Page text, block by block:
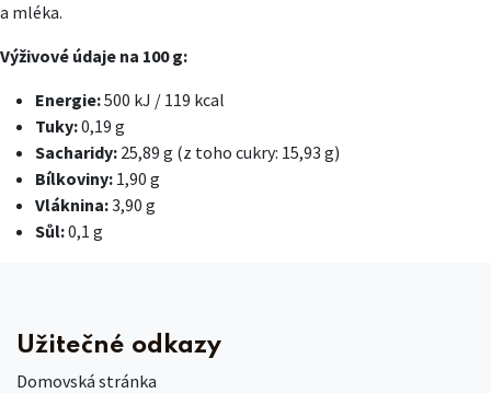
a mléka.
Výživové údaje na 100 g:
Energie:500 kJ / 119 kcal
Tuky:0,19 g
Sacharidy: 25,89 g (z toho cukry: 15,93 g)
Bílkoviny: 1,90 g
Vláknina:3,90 g
Sůl:0,1 g
Užitečné odkazy
Domovská stránka